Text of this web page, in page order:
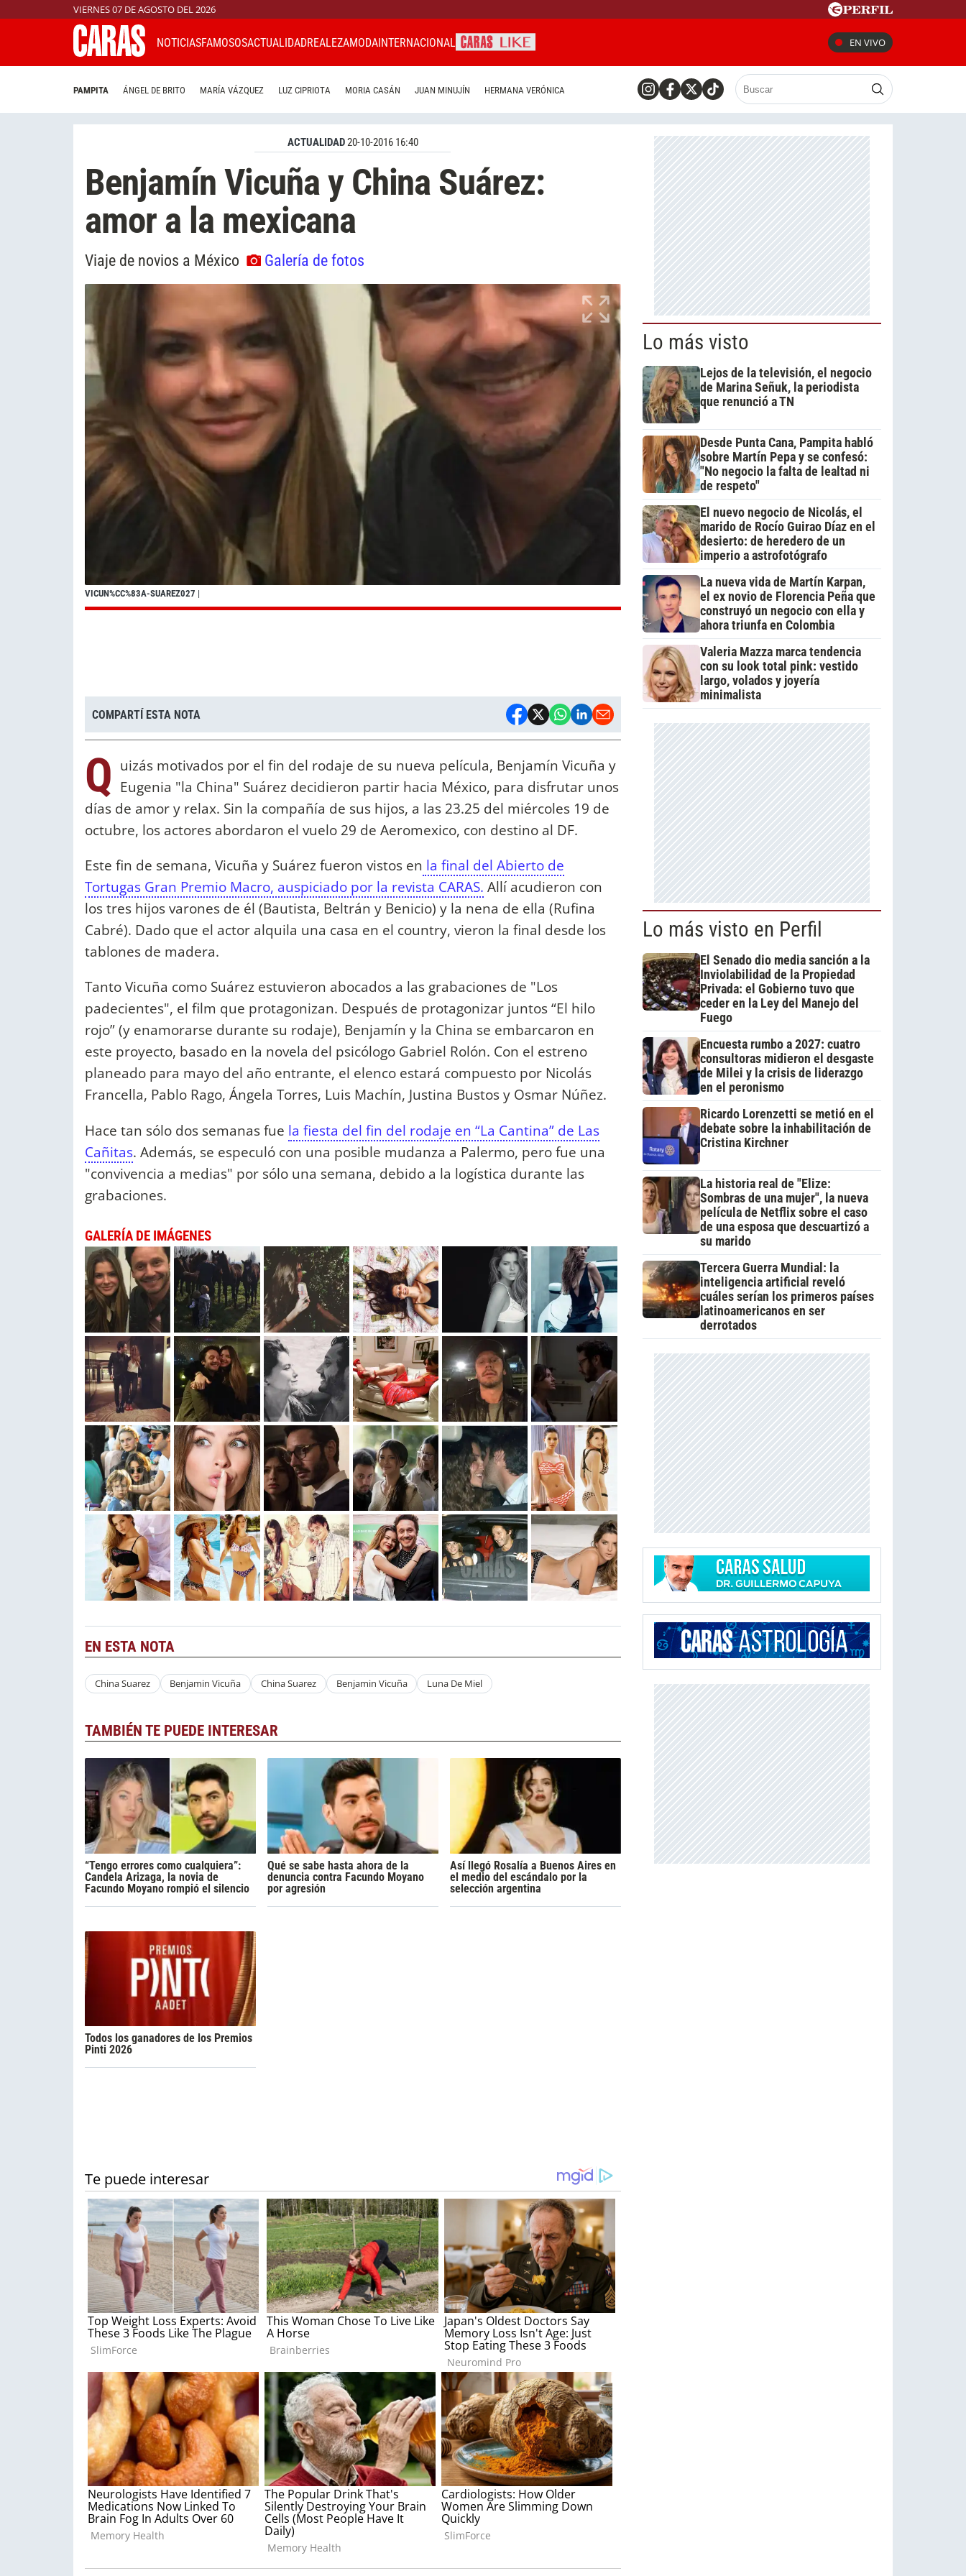
VIERNES 07 DE AGOSTO DEL 2026
NOTICIASFAMOSOSACTUALIDADREALEZAMODAINTERNACIONAL EN VIVO
PAMPITA ÁNGEL DE BRITO MARÍA VÁZQUEZ LUZ CIPRIOTA MORIA CASÁN JUAN MINUJÍN HERMANA VERÓNICA
ACTUALIDAD20-10-2016 16:40
Benjamín Vicuña y China Suárez:
amor a la mexicana
Viaje de novios a México Galería de fotos
VICUN%CC%83A-SUAREZ027 |
COMPARTÍ ESTA NOTA
Q uizás motivados por el fin del rodaje de su nueva película, Benjamín Vicuña y
Eugenia "la China" Suárez decidieron partir hacia México, para disfrutar unos
días de amor y relax. Sin la compañía de sus hijos, a las 23.25 del miércoles 19 de
octubre, los actores abordaron el vuelo 29 de Aeromexico, con destino al DF.
Este fin de semana, Vicuña y Suárez fueron vistos en la final del Abierto de
Tortugas Gran Premio Macro, auspiciado por la revista CARAS. Allí acudieron con
los tres hijos varones de él (Bautista, Beltrán y Benicio) y la nena de ella (Rufina
Cabré). Dado que el actor alquila una casa en el country, vieron la final desde los
tablones de madera.
Tanto Vicuña como Suárez estuvieron abocados a las grabaciones de "Los
padecientes", el film que protagonizan. Después de protagonizar juntos “El hilo
rojo” (y enamorarse durante su rodaje), Benjamín y la China se embarcaron en
este proyecto, basado en la novela del psicólogo Gabriel Rolón. Con el estreno
planeado para mayo del año entrante, el elenco estará compuesto por Nicolás
Francella, Pablo Rago, Ángela Torres, Luis Machín, Justina Bustos y Osmar Núñez.
Hace tan sólo dos semanas fue la fiesta del fin del rodaje en “La Cantina” de Las
Cañitas. Además, se especuló con una posible mudanza a Palermo, pero fue una
"convivencia a medias" por sólo una semana, debido a la logística durante las
grabaciones.
GALERÍA DE IMÁGENES
EN ESTA NOTA
China Suarez Benjamin Vicuña China Suarez Benjamin Vicuña Luna De Miel
TAMBIÉN TE PUEDE INTERESAR
“Tengo errores como cualquiera”:
Candela Arizaga, la novia de
Facundo Moyano rompió el silencio
Qué se sabe hasta ahora de la
denuncia contra Facundo Moyano
por agresión
Así llegó Rosalía a Buenos Aires en
el medio del escándalo por la
selección argentina
Todos los ganadores de los Premios
Pinti 2026
Lo más visto
Lejos de la televisión, el negocio
de Marina Señuk, la periodista
que renunció a TN
Desde Punta Cana, Pampita habló
sobre Martín Pepa y se confesó:
"No negocio la falta de lealtad ni
de respeto"
El nuevo negocio de Nicolás, el
marido de Rocío Guirao Díaz en el
desierto: de heredero de un
imperio a astrofotógrafo
La nueva vida de Martín Karpan,
el ex novio de Florencia Peña que
construyó un negocio con ella y
ahora triunfa en Colombia
Valeria Mazza marca tendencia
con su look total pink: vestido
largo, volados y joyería
minimalista
Lo más visto en Perfil
El Senado dio media sanción a la
Inviolabilidad de la Propiedad
Privada: el Gobierno tuvo que
ceder en la Ley del Manejo del
Fuego
Encuesta rumbo a 2027: cuatro
consultoras midieron el desgaste
de Milei y la crisis de liderazgo
en el peronismo
Ricardo Lorenzetti se metió en el
debate sobre la inhabilitación de
Cristina Kirchner
La historia real de "Elize:
Sombras de una mujer", la nueva
película de Netflix sobre el caso
de una esposa que descuartizó a
su marido
Tercera Guerra Mundial: la
inteligencia artificial reveló
cuáles serían los primeros países
latinoamericanos en ser
derrotados